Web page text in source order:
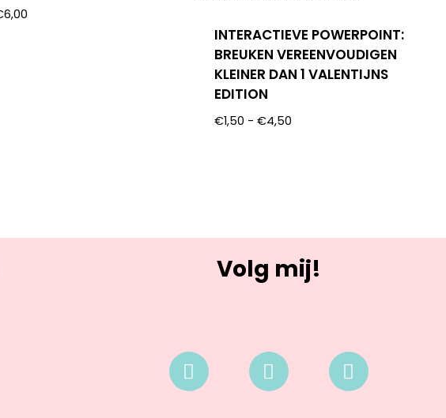
6,00
INTERACTIEVE POWERPOINT:
BREUKEN VEREENVOUDIGEN
KLEINER DAN 1 VALENTIJNS
EDITION
€1,50 - €4,50
Volg mij!